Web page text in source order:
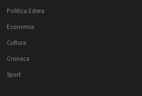
Politica Estera
Economia
Cultura
Cronaca
Sport